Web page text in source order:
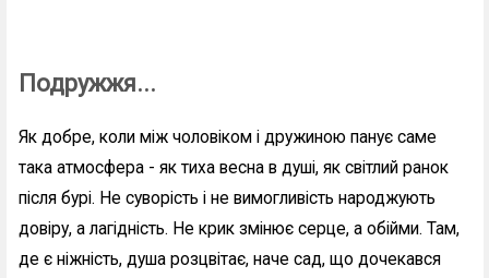
Подружжя...
Як добре, коли між чоловіком і дружиною панує саме
така атмосфера - як тиха весна в душі, як світлий ранок
після бурі. Не суворість і не вимогливість народжують
довіру, а лагідність. Не крик змінює серце, а обійми. Там,
де є ніжність, душа розцвітає, наче сад, що дочекався